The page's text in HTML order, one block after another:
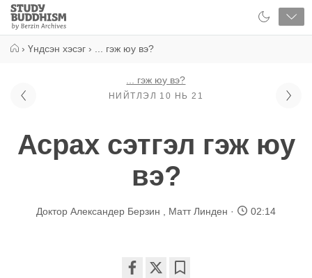
Close
Study
Buddhism
› Үндсэн хэсэг › ... гэж юу вэ?
... гэж юу вэ?
НИЙТЛЭЛ 10 НЬ 21
Асрах сэтгэл гэж юу
вэ?
Доктор Александер Берзин Матт Линден 02:14